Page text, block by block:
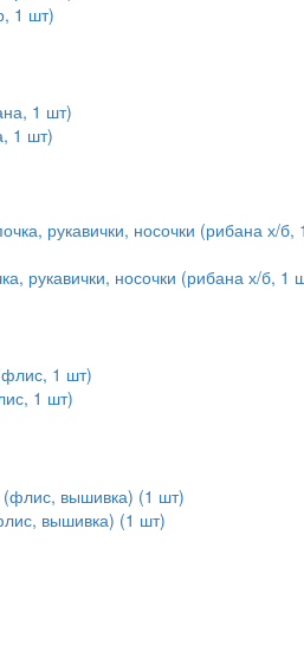
1 шт)
1 шт)
рукавички, носочки (рибана х/б, 1
1 шт)
вышивка) (1 шт)